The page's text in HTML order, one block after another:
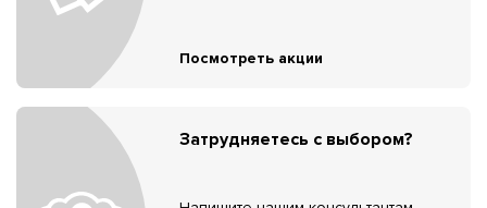
Посмотреть акции
Затрудняетесь с выбором?